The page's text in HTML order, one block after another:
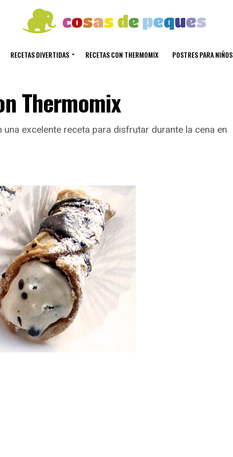
RECETAS DIVERTIDAS RECETAS CON THERMOMIX POSTRES PARA NIÑOS
Thermomix
excelente receta para disfrutar durante la cena en